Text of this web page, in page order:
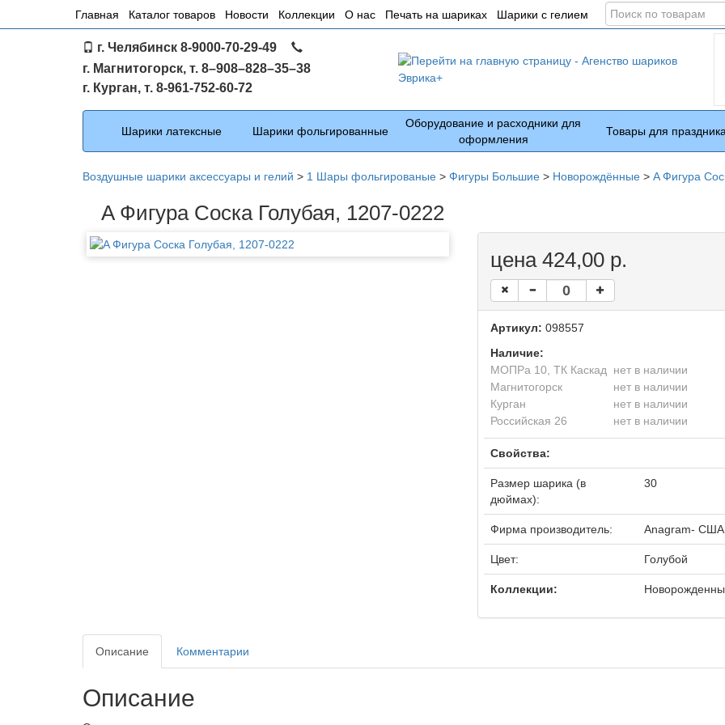
Основное
Главная Каталог товаров Новости Коллекции О нас Печать на шариках Шарики с гелием
Поиск
товарам
г. Челябинск 8-9000-70-29-49
г. Магнитогорск, т. 8–908–828–35–38
г. Курган, т. 8-961-752-60-72
Каталог
Шарики латексные Шарики фольгированные
Оборудование и расходники для
оформления
Товары для
Воздушные шарики аксессуары и гелий > 1 Шары фольгированые > Фигуры Большие > Новорождённые > A Фигура
A Фигура Соска Голубая, 1207-0222
цена 424,00 р.
Артикул: 098557
Наличие:
МОПРа 10, ТК Каскад
нет в наличии
Магнитогорск
нет в наличии
Курган
нет в наличии
Российская 26
нет в наличии
Свойства:
Размер шарика (в
дюймах):
30
Фирма производитель: Anagram- США
Цвет: Голубой
Коллекции:
Описание Комментарии
Описание